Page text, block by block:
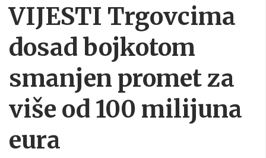
VIJESTI Trgovcima
dosad bojkotom
smanjen promet za
više od 100 milijuna
eura